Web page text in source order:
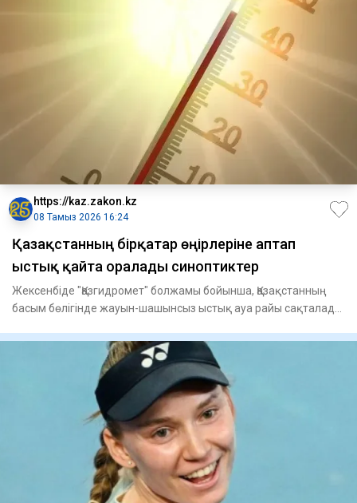
https://kaz.zakon.kz
08 Тамыз 2026 16:24
Қазақстанның бірқатар өңірлеріне аптап
ыстық қайта оралады синоптиктер
Жексенбіде "Қазгидромет" болжамы бойынша, Қазақстанның
басым бөлігінде жауын-шашынсыз ыстық ауа райы сақталады.